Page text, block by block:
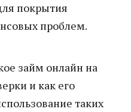
покрытия
проблем.
займ онлайн на
и как его
таких